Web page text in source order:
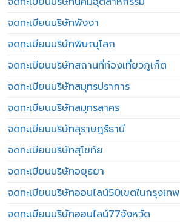
จดทะเบียนบริษัทพังงา
จดทะเบียนบริษัทพิษณุโลก
จดทะเบียนบริษัทสถานที่ท่องเที่ยวภูเก็ต
จดทะเบียนบริษัทสมุทรปราการ
จดทะเบียนบริษัทสมุทรสาคร
จดทะเบียนบริษัทสุราษฎร์ธานี
จดทะเบียนบริษัทสุโขทัย
จดทะเบียนบริษัทอยุธยา
จดทะเบียนบริษัทออนไลน์50เขตในกรุงเทพ
จดทะเบียนบริษัทออนไลน์77จังหวัด